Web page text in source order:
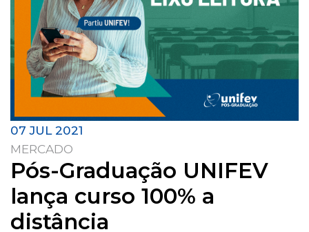
07 JUL 2021
MERCADO
Pós-Graduação UNIFEV
lança curso 100% a
distância